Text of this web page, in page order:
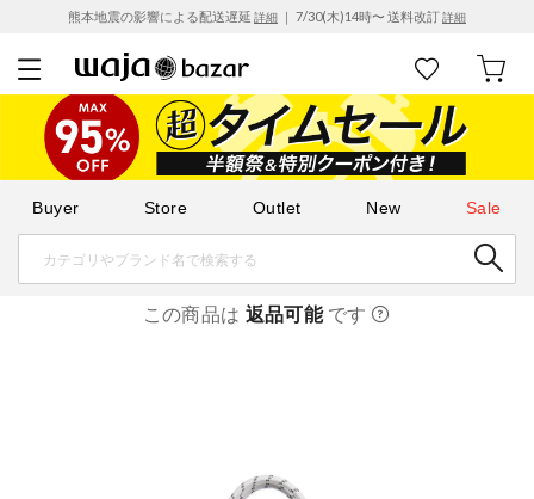
熊本地震の影響による配送遅延 詳細 ｜ 7/30(木)14時〜 送料改訂詳細
Buyer Store Outlet New Sale
この商品は 返品可能です